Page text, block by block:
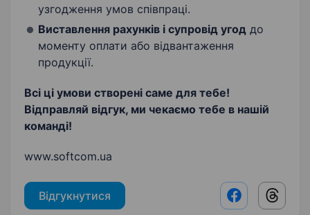
узгодження умов співпраці.
Виставлення рахунків і супровід угод до
моменту оплати або відвантаження
продукції.
Всі ці умови створені саме для тебе!
Відправляй відгук, ми чекаємо тебе в нашій
команді!
www.softcom.ua
Відгукнутися Facebook